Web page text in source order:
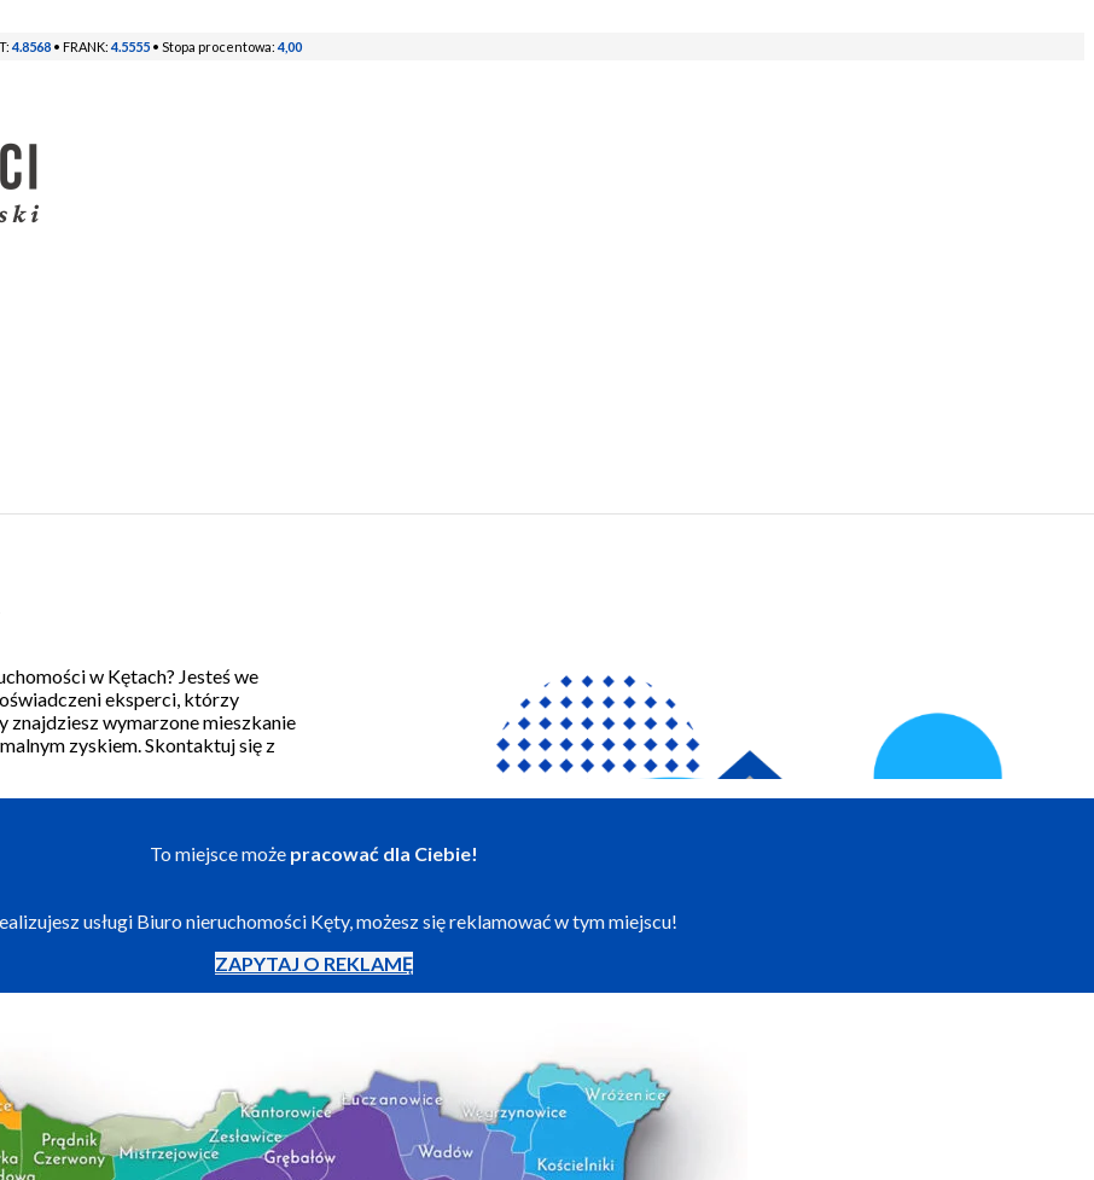
4.8568 • FRANK: 4.5555 • Stopa procentowa: 4,00
w Kętach? Jesteś we
eksperci, którzy
wymarzone mieszkanie
zyskiem. Skontaktuj się z
To miejsce może pracować dla Ciebie!
usługi Biuro nieruchomości Kęty, możesz się reklamować w tym miejscu!
ZAPYTAJ O REKLAMĘ